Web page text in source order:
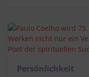
Persönlichkeit